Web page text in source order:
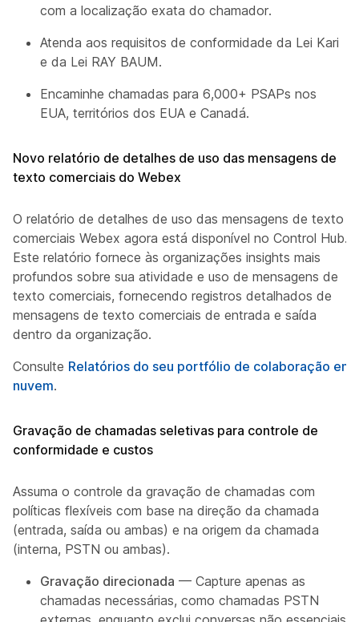
com a localização exata do chamador.
Atenda aos requisitos de conformidade da Lei Kari
e da Lei RAY BAUM.
Encaminhe chamadas para 6,000+ PSAPs nos
EUA, territórios dos EUA e Canadá.
Novo relatório de detalhes de uso das mensagens de
texto comerciais do Webex
O relatório de detalhes de uso das mensagens de texto
comerciais Webex agora está disponível no Control Hub.
Este relatório fornece às organizações insights mais
profundos sobre sua atividade e uso de mensagens de
texto comerciais, fornecendo registros detalhados de
mensagens de texto comerciais de entrada e saída
dentro da organização.
Consulte Relatórios do seu portfólio de colaboração em
nuvem.
Gravação de chamadas seletivas para controle de
conformidade e custos
Assuma o controle da gravação de chamadas com
políticas flexíveis com base na direção da chamada
(entrada, saída ou ambas) e na origem da chamada
(interna, PSTN ou ambas).
Gravação direcionada — Capture apenas as
chamadas necessárias, como chamadas PSTN